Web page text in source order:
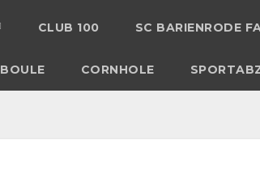
CLUB 100 SC BARIENRODE
BOULE CORNHOLE